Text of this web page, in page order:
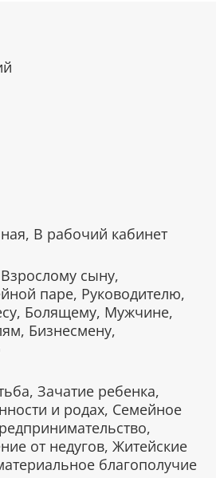
образа
фронтажные грунты,
темперные краски. Венец и
рельефным
Преподобный
и наставление на путь
физических и душевных
замужестве.
ребенка.
родах.
налаживание отношений,
между супругами.
торговле,
если деньги тратятся не
и на близких или на
В рабочий кабинет
сыну,
паре, Руководителю,
Болящему, Мужчине,
Бизнесмену,
Зачатие ребенка,
и родах, Семейное
от недугов, Житейские
благополучие